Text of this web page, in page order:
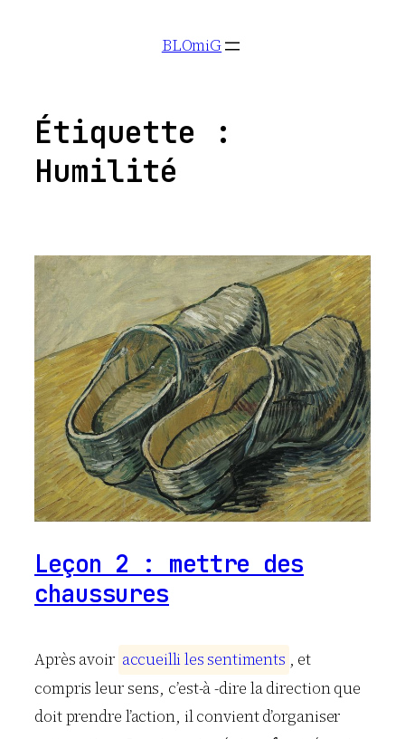
BLOmiG
Étiquette :
Humilité
Leçon 2 : mettre des
chaussures
Après avoir accueilliles sentiments , et
compris leur sens, c’est-à -dire la direction que
doit prendre l’action, il convient d’organiser